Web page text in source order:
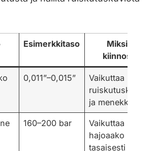
Esimerkkitaso
Miksi se
kiinnostaa
0,011”–0,015”
Vaikuttaa
ruiskutuskuvioon
ja menekkiin
160–200 bar
Vaikuttaa siihen,
hajoaako maali
tasaisesti